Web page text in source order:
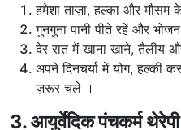
हमेशा ताज़ा, हल्का और मौसम
गुनगुना पानी पीते रहें और
देर रात में खाना खाने, तैलीय
अपने दिनचर्या में योग, हल्की
ज़रूर चले ।
3. आयुर्वेदिक पंचकर्म थेरेपी